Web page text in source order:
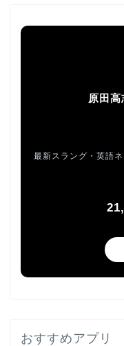
原田
最新スラング・英語
おすすめアプリ